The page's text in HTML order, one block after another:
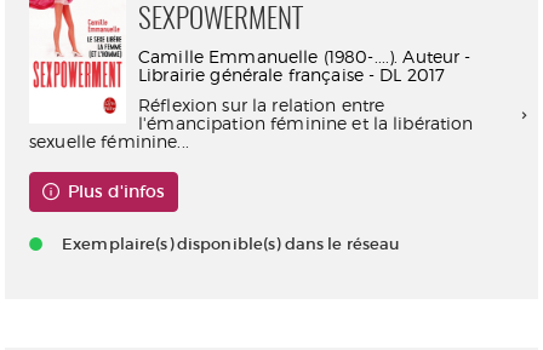
SEXPOWERMENT
Camille Emmanuelle (1980-....). Auteur -
Librairie générale française - DL 2017
Réflexion sur la relation entre
l'émancipation féminine et la libération
sexuelle féminine...
Plus d'infos
Exemplaire(s) disponible(s) dans le réseau